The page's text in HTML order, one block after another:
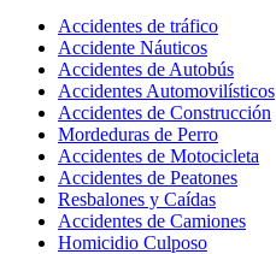
Accidentes de tráfico
Accidente Náuticos
Accidentes de Autobús
Accidentes Automovilísticos
Accidentes de Construcción
Mordeduras de Perro
Accidentes de Motocicleta
Accidentes de Peatones
Resbalones y Caídas
Accidentes de Camiones
Homicidio Culposo